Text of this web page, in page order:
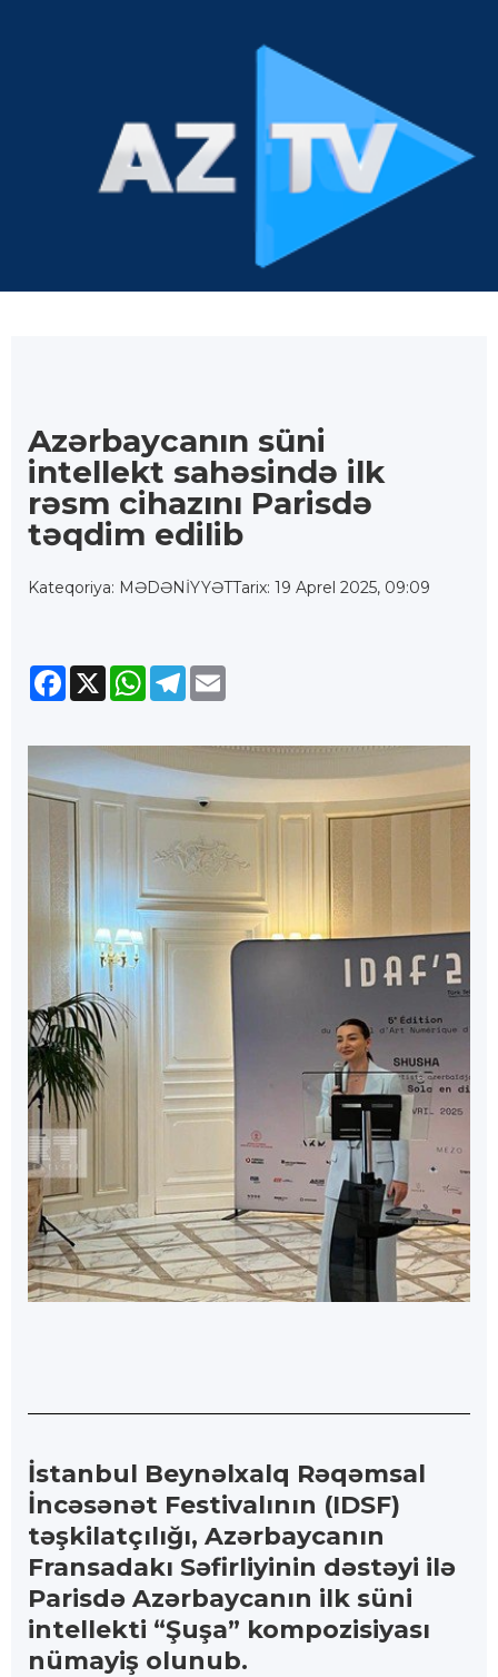
Azərbaycanın süni
intellekt sahəsində ilk
rəsm cihazını Parisdə
təqdim edilib
Kateqoriya: MƏDƏNİYYƏTTarix: 19 Aprel 2025, 09:09
Facebook
X WhatsApp
Telegram
İstanbul Beynəlxalq Rəqəmsal
İncəsənət Festivalının (IDSF)
təşkilatçılığı, Azərbaycanın
Fransadakı Səfirliyinin dəstəyi ilə
Parisdə Azərbaycanın ilk süni
intellekti “Şuşa” kompozisiyası
nümayiş olunub.